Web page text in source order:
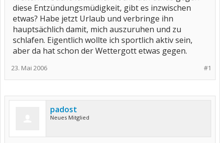
diese Entzündungsmüdigkeit, gibt es inzwischen
etwas? Habe jetzt Urlaub und verbringe ihn
hauptsächlich damit, mich auszuruhen und zu
schlafen. Eigentlich wollte ich sportlich aktiv sein,
aber da hat schon der Wettergott etwas gegen.
#1
23. Mai 2006
padost
Neues Mitglied